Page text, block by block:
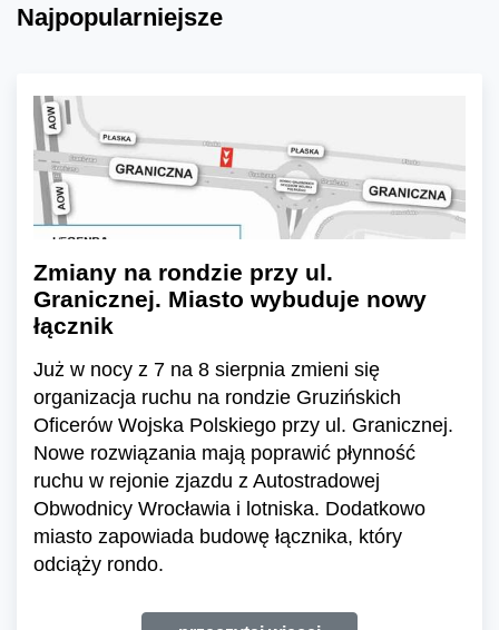
Najpopularniejsze
Zmiany na rondzie przy ul.
Granicznej. Miasto wybuduje nowy
łącznik
Już w nocy z 7 na 8 sierpnia zmieni się
organizacja ruchu na rondzie Gruzińskich
Oficerów Wojska Polskiego przy ul. Granicznej.
Nowe rozwiązania mają poprawić płynność
ruchu w rejonie zjazdu z Autostradowej
Obwodnicy Wrocławia i lotniska. Dodatkowo
miasto zapowiada budowę łącznika, który
odciąży rondo.